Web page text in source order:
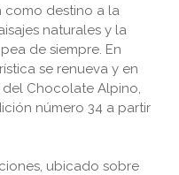
como destino a la
naturales y la
de siempre. En
se renueva y en
Chocolate Alpino,
número 34 a partir
ubicado sobre